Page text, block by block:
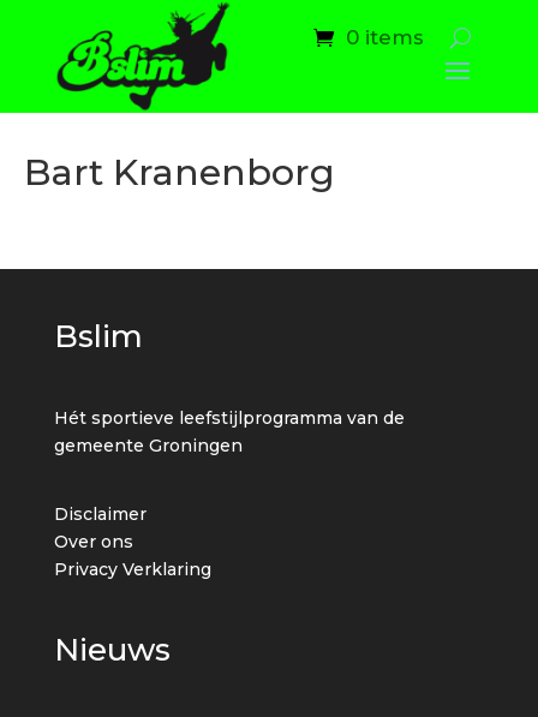
0 items
Bart Kranenborg
Bslim
Hét sportieve leefstijlprogramma van de
gemeente Groningen
Disclaimer
Over ons
Privacy Verklaring
Nieuws